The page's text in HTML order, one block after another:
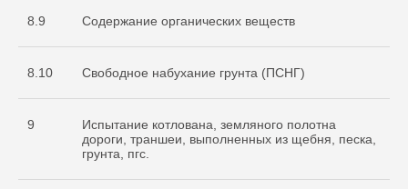
8.9 Содержание органических веществ
8.10 Свободное набухание грунта (ПСНГ)
9
Испытание котлована, земляного полотна
дороги, траншеи, выполненных из щебня, песка,
грунта, пгс.